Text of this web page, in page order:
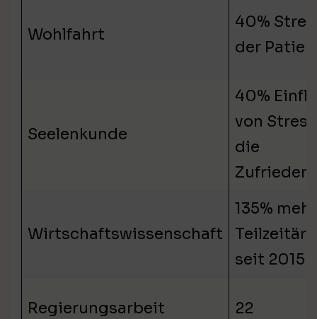
Wohlfahrt
40%
der
Seelenkunde
40%
von
die
Wirtschaftswissenschaft
135% mehr
seit 2015
Regierungsarbeit 22